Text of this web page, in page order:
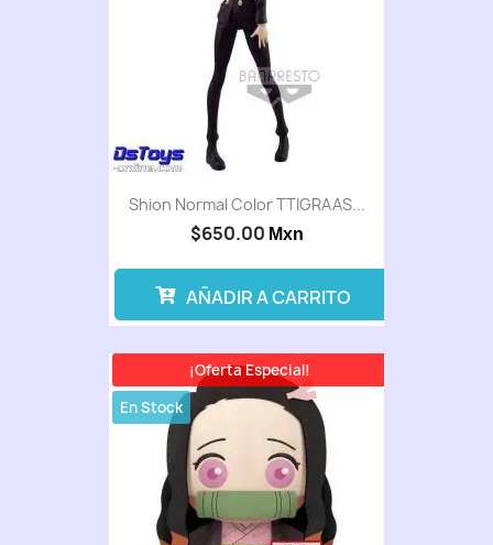
Shion Normal Color TTIGRAAS...
$650.00 Mxn
AÑADIR A CARRITO
¡Oferta Especial!
En Stock